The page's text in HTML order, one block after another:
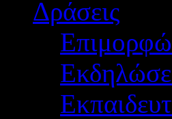
Δράσεις